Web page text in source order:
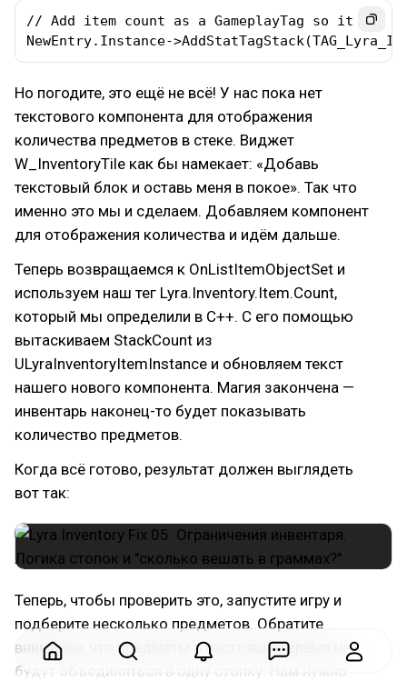
// Add item count as a GameplayTag so it can
NewEntry.Instance-
Но погодите, это ещё не всё! У нас пока нет
текстового компонента для отображения
количества предметов в стеке. Виджет
W_InventoryTile как бы намекает: «Добавь
текстовый блок и оставь меня в покое». Так что
именно это мы и сделаем. Добавляем компонент
для отображения количества и идём дальше.
Теперь возвращаемся к OnListItemObjectSet и
используем наш тег Lyra.Inventory.Item.Count,
который мы определили в C++. С его помощью
вытаскиваем StackCount из
ULyraInventoryItemInstance и обновляем текст
нашего нового компонента. Магия закончена —
инвентарь наконец-то будет показывать
количество предметов.
Когда всё готово, результат должен выглядеть
вот так:
Теперь, чтобы проверить это, запустите игру и
подберите несколько предметов. Обратите
внимание, что предметы в настоящее время не
будут объединяться в одну стопку. Нам нужно